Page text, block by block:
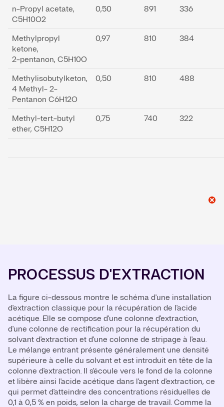
n-Propyl acetate,
C5H10O2
0,50 891 336
Methylpropyl
ketone,
2-pentanon, C5H10O
0,97 810 384
Methylisobutylketon,
4 Methyl- 2-
Pentanon C6H12O
0,50 810 488
Methyl-tert.-butyl
ether, C5H12O
0,75 740 322
PROCESSUS D'EXTRACTION
La figure ci-dessous montre le schéma d'une installation
d'extraction classique pour la récupération de l'acide
acétique. Elle se compose d'une colonne d'extraction,
d'une colonne de rectification pour la récupération du
solvant d'extraction et d'une colonne de stripage à l'eau.
Le mélange entrant présente généralement une densité
supérieure à celle du solvant et est introduit en tête de la
colonne d'extraction. Il s'écoule vers le fond de la colonne
et libère ainsi l'acide acétique dans l'agent d'extraction, ce
qui permet d'atteindre des concentrations résiduelles de
0,1 à 0,5 % en poids, selon la charge de travail. Comme la